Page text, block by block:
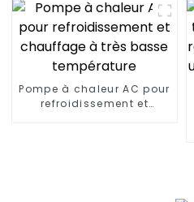
Pompe à chaleur AC pour
refroidissement et